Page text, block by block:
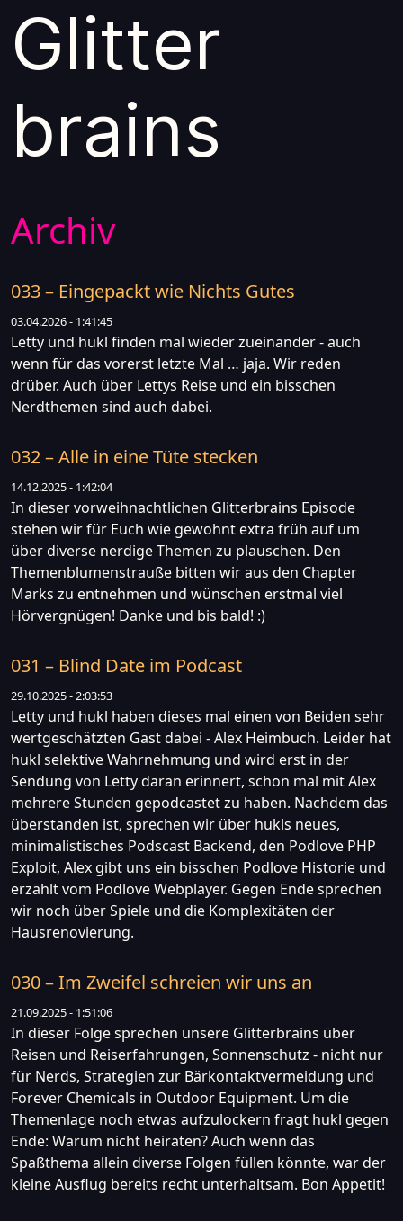
Glitter
brains
Archiv
033 – Eingepackt wie Nichts Gutes
03.04.2026 - 1:41:45
Letty und hukl finden mal wieder zueinander - auch
wenn für das vorerst letzte Mal … jaja. Wir reden
drüber. Auch über Lettys Reise und ein bisschen
Nerdthemen sind auch dabei.
032 – Alle in eine Tüte stecken
14.12.2025 - 1:42:04
In dieser vorweihnachtlichen Glitterbrains Episode
stehen wir für Euch wie gewohnt extra früh auf um
über diverse nerdige Themen zu plauschen. Den
Themenblumenstrauße bitten wir aus den Chapter
Marks zu entnehmen und wünschen erstmal viel
Hörvergnügen! Danke und bis bald! :)
031 – Blind Date im Podcast
29.10.2025 - 2:03:53
Letty und hukl haben dieses mal einen von Beiden sehr
wertgeschätzten Gast dabei - Alex Heimbuch. Leider hat
hukl selektive Wahrnehmung und wird erst in der
Sendung von Letty daran erinnert, schon mal mit Alex
mehrere Stunden gepodcastet zu haben. Nachdem das
überstanden ist, sprechen wir über hukls neues,
minimalistisches Podscast Backend, den Podlove PHP
Exploit, Alex gibt uns ein bisschen Podlove Historie und
erzählt vom Podlove Webplayer. Gegen Ende sprechen
wir noch über Spiele und die Komplexitäten der
Hausrenovierung.
030 – Im Zweifel schreien wir uns an
21.09.2025 - 1:51:06
In dieser Folge sprechen unsere Glitterbrains über
Reisen und Reiserfahrungen, Sonnenschutz - nicht nur
für Nerds, Strategien zur Bärkontaktvermeidung und
Forever Chemicals in Outdoor Equipment. Um die
Themenlage noch etwas aufzulockern fragt hukl gegen
Ende: Warum nicht heiraten? Auch wenn das
Spaßthema allein diverse Folgen füllen könnte, war der
kleine Ausflug bereits recht unterhaltsam. Bon Appetit!